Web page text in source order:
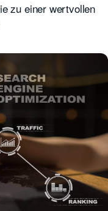
zu einer wertvollen